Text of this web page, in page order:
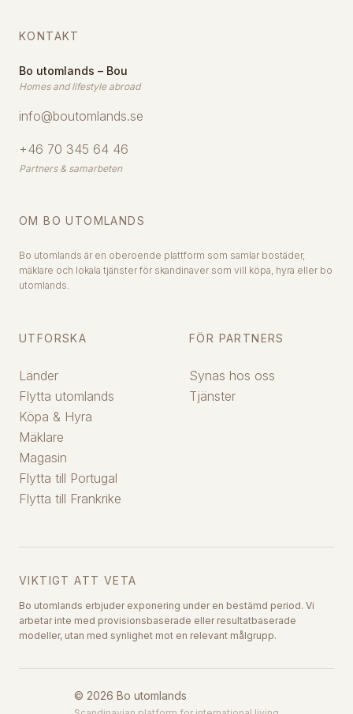
KONTAKT
Bo utomlands – Bou
Homes and lifestyle abroad
info@boutomlands.se
+46 70 345 64 46
Partners & samarbeten
OM BO UTOMLANDS
Bo utomlands är en oberoende plattform som samlar bostäder,
mäklare och lokala tjänster för skandinaver som vill köpa, hyra eller bo
utomlands.
UTFORSKA
Länder
Flytta utomlands
Köpa & Hyra
Mäklare
Magasin
Flytta till Portugal
Flytta till Frankrike
FÖR PARTNERS
Synas hos oss
Tjänster
VIKTIGT ATT VETA
Bo utomlands erbjuder exponering under en bestämd period. Vi
arbetar inte med provisionsbaserade eller resultatbaserade
modeller, utan med synlighet mot en relevant målgrupp.
© 2026 Bo utomlands